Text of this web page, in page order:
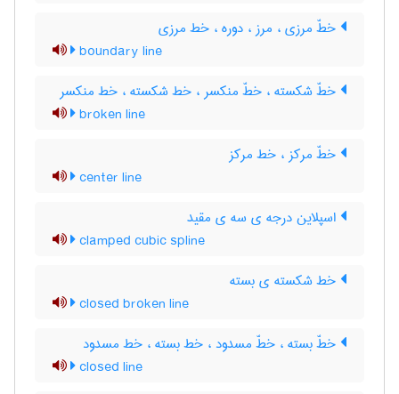
خطّ مرزی ، مرز ، دوره ، خط مرزی
boundary line
خطّ شکسته ، خطّ منکسر ، خط شکسته ، خط منکسر
broken line
خطّ مرکز ، خط مرکز
center line
اسپلاین درجه ی سه ی مقید
clamped cubic spline
خط شکسته ی بسته
closed broken line
خطّ بسته ، خطّ مسدود ، خط بسته ، خط مسدود
closed line